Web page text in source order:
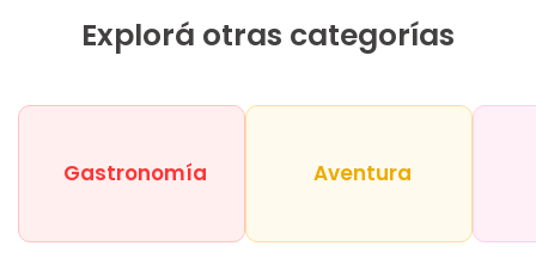
Explorá otras categorías
Gastronomía Aventura